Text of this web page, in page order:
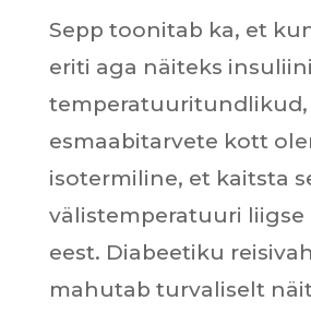
Sepp toonitab ka, et
eriti aga näiteks
temperatuuritundlikud,
esmaabitarvete kott
isotermiline, et kaitsta
välistemperatuuri liigse
eest. Diabeetiku
mahutab turvaliselt